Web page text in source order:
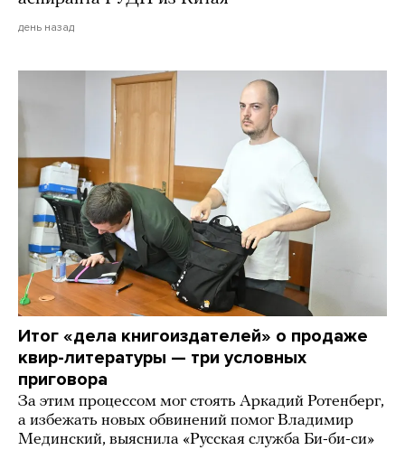
день назад
Итог «дела книгоиздателей» о продаже
квир-литературы — три условных
приговора
За этим процессом мог стоять Аркадий Ротенберг,
а избежать новых обвинений помог Владимир
Мединский, выяснила «Русская служба Би-би-си»